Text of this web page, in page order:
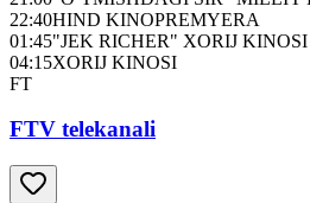
22:40HIND KINOPREMYERA
01:45"JEK RICHER" XORIJ KINOSI
04:15XORIJ KINOSI
FT
FTV telekanali